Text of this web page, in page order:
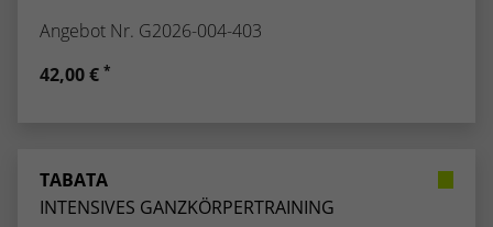
Angebot Nr. G2026-004-403
42,00 € *
TABATA
INTENSIVES GANZKÖRPERTRAINING